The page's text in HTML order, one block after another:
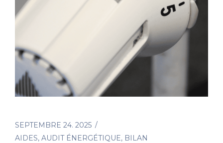
SEPTEMBRE 24. 2025
AIDES, AUDIT ÉNERGÉTIQUE, BILAN